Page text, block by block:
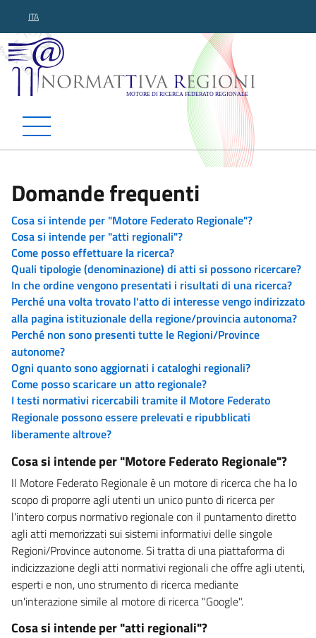
ITA
Normattiva Regioni -
Domande frequenti
Cosa si intende per "Motore Federato Regionale"?
Cosa si intende per "atti regionali"?
Come posso effettuare la ricerca?
Quali tipologie (denominazione) di atti si possono ricercare?
In che ordine vengono presentati i risultati di una ricerca?
Perché una volta trovato l'atto di interesse vengo indirizzato
alla pagina istituzionale della regione/provincia autonoma?
Perché non sono presenti tutte le Regioni/Province
autonome?
Ogni quanto sono aggiornati i cataloghi regionali?
Come posso scaricare un atto regionale?
I testi normativi ricercabili tramite il Motore Federato
Regionale possono essere prelevati e ripubblicati
liberamente altrove?
Cosa si intende per "Motore Federato Regionale"?
Il Motore Federato Regionale è un motore di ricerca che ha lo
scopo di proporre agli utenti un unico punto di ricerca per
l'intero corpus normativo regionale con il puntamento diretto
agli atti memorizzati sui sistemi informativi delle singole
Regioni/Province autonome. Si tratta di una piattaforma di
indicizzazione degli atti normativi regionali che offre agli utenti,
esperti e non, uno strumento di ricerca mediante
un'interazione simile al motore di ricerca "Google".
Cosa si intende per "atti regionali"?